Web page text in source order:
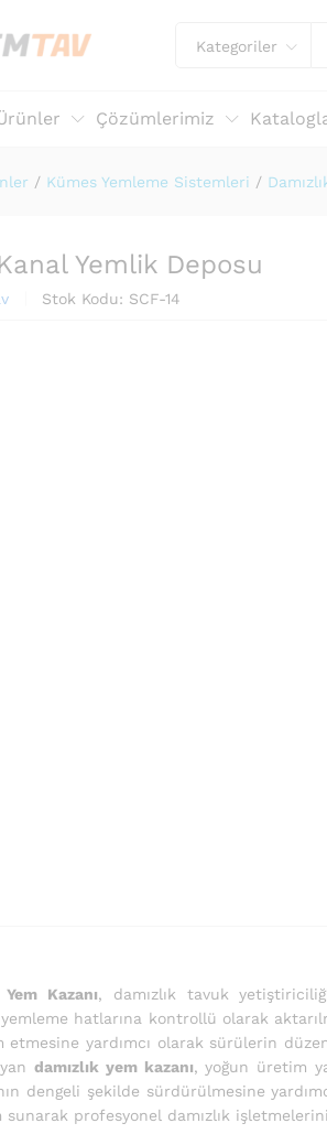
Kategoriler
Çözümlerimiz
/ Kümes Yemleme Sistemleri /
Yemlik Deposu
Stok Kodu: SCF-14
Kazanı, damızlık tavuk
hatlarına kontrollü olarak
etmesine yardımcı olarak sürülerin
damızlık yem kazanı, yoğun üretim
dengeli şekilde sürdürülmesine
sunarak profesyonel damızlık